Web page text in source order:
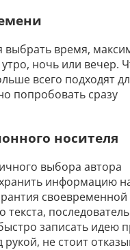
выбрать время,
ночь или вечер.
всего подходят
попробовать сразу
носителя
выбора автора
информацию
своевременной
записать идею
не стоит